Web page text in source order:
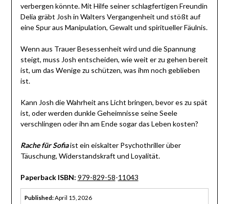
verbergen könnte. Mit Hilfe seiner schlagfertigen Freundin
Delia gräbt Josh in Walters Vergangenheit und stößt auf
eine Spur aus Manipulation, Gewalt und spiritueller Fäulnis.
Wenn aus Trauer Besessenheit wird und die Spannung
steigt, muss Josh entscheiden, wie weit er zu gehen bereit
ist, um das Wenige zu schützen, was ihm noch geblieben
ist.
Kann Josh die Wahrheit ans Licht bringen, bevor es zu spät
ist, oder werden dunkle Geheimnisse seine Seele
verschlingen oder ihn am Ende sogar das Leben kosten?
Rache für Sofiaist ein eiskalter Psychothriller über
Täuschung, Widerstandskraft und Loyalität.
Paperback ISBN: 979-829-58-11043
Published:April 15, 2026